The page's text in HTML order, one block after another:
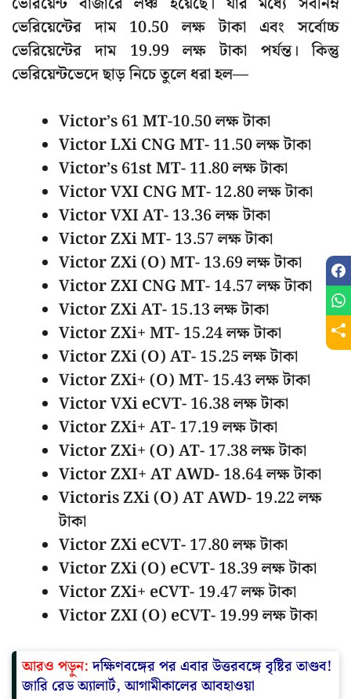
ভেরিয়েন্টের দাম 10.50 লক্ষ টাকা এবং সর্বোচ্চ
ভেরিয়েন্টের দাম 19.99 লক্ষ টাকা পর্যন্ত। কিন্তু
ভেরিয়েন্টভেদে ছাড় নিচে তুলে ধরা হল—
Victor’s 61 MT-10.50 লক্ষ টাকা
Victor LXi CNG MT- 11.50 লক্ষ টাকা
Victor’s 61st MT- 11.80 লক্ষ টাকা
Victor VXI CNG MT- 12.80 লক্ষ টাকা
Victor VXI AT- 13.36 লক্ষ টাকা
Victor ZXi MT- 13.57 লক্ষ টাকা
Victor ZXi (O) MT- 13.69 লক্ষ টাকা
Victor ZXI CNG MT- 14.57 লক্ষ টাকা
Victor ZXi AT- 15.13 লক্ষ টাকা
Victor ZXi+ MT- 15.24 লক্ষ টাকা
Victor ZXi (O) AT- 15.25 লক্ষ টাকা
Victor ZXi+ (O) MT- 15.43 লক্ষ টাকা
Victor VXi eCVT- 16.38 লক্ষ টাকা
Victor ZXi+ AT- 17.19 লক্ষ টাকা
Victor ZXi+ (O) AT- 17.38 লক্ষ টাকা
Victor ZXI+ AT AWD- 18.64 লক্ষ টাকা
Victoris ZXi (O) AT AWD- 19.22 লক্ষ
টাকা
Victor ZXi eCVT- 17.80 লক্ষ টাকা
Victor ZXi (O) eCVT- 18.39 লক্ষ টাকা
Victor ZXi+ eCVT- 19.47 লক্ষ টাকা
Victor ZXI (O) eCVT- 19.99 লক্ষ টাকা
আরও পড়ুন:দক্ষিণবঙ্গের পর এবার উত্তরবঙ্গে বৃষ্টির তাণ্ডব!
জারি রেড অ্যালার্ট, আগামীকালের আবহাওয়া